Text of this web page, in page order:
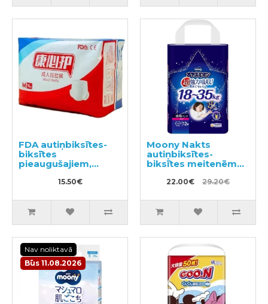
FDA autiņbiksītes-
biksītes
pieaugušajiem,
izmērs M 16gab
15.50€
Moony Nakts
autiņbiksītes-
biksītes meitenēm
22.00€ 29.20€
Nav noliktavā
Būs 11.08.2026